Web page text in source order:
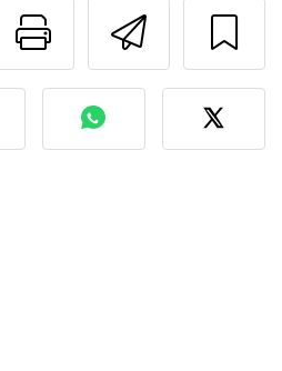
Imprima
com o autor